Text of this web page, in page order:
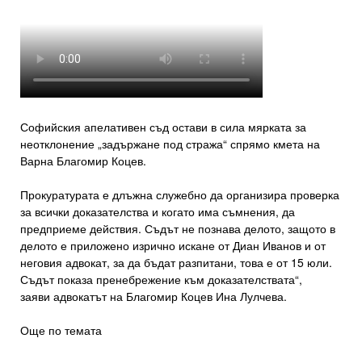
Софийския апелативен съд остави в сила мярката за
неотклонение „задържане под стража“ спрямо кмета на
Варна Благомир Коцев.
Прокуратурата е длъжна служебно да организира проверка
за всички доказателства и когато има съмнения, да
предприеме действия. Съдът не познава делото, защото в
делото е приложено изрично искане от Диан Иванов и от
неговия адвокат, за да бъдат разпитани, това е от 15 юли.
Съдът показа пренебрежение към доказателствата“,
заяви адвокатът на Благомир Коцев Ина Лулчева.
Още по темата